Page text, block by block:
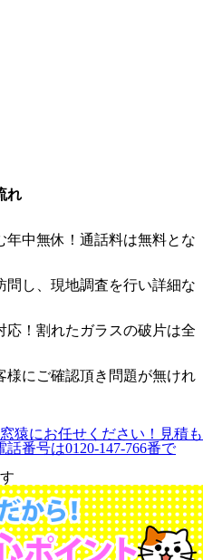
れ
年中無休！通話料は無料とな
問し、現地調査を行い詳細な
応！割れたガラスの破片は全
様にご確認頂き問題が無けれ